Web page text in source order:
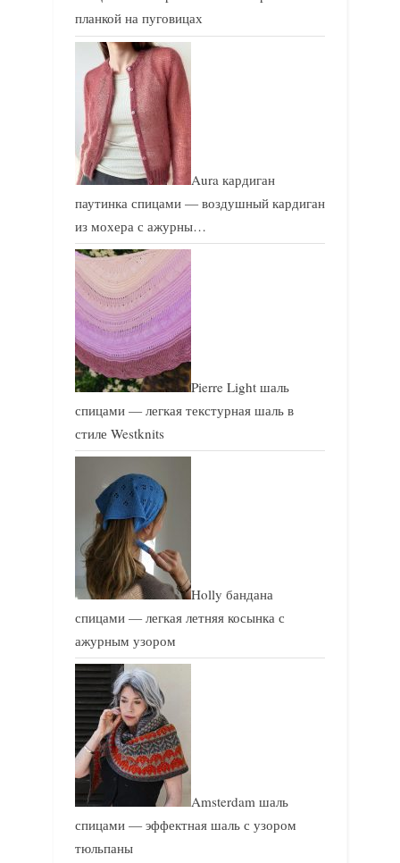
планкой на пуговицах
Aura кардиган
паутинка спицами — воздушный кардиган
из мохера с ажурны…
Pierre Light шаль
спицами — легкая текстурная шаль в
стиле Westknits
Holly бандана
спицами — легкая летняя косынка с
ажурным узором
Amsterdam шаль
спицами — эффектная шаль с узором
тюльпаны